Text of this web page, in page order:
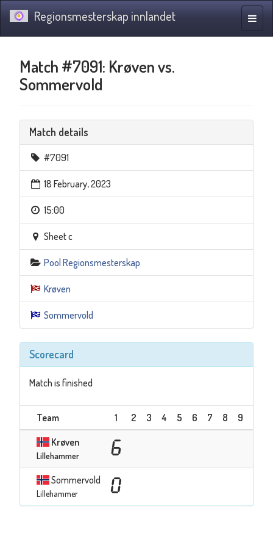
Toggle
Regionsmesterskap innlandet
Match #7091: Krøven vs.
Sommervold
Match details
#7091
18 February, 2023
15:00
Sheet c
Pool Regionsmesterskap
Krøven
Sommervold
Scorecard
Match is finished
Team 1 2 3 4 5 6 7 8 9
Krøven
Lillehammer 6
Sommervold
Lillehammer 0